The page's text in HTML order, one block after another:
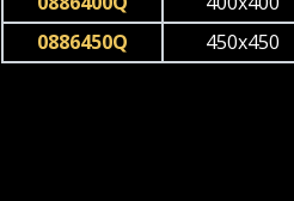
0886450Q
450x450